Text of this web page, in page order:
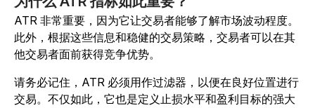
ATR 非常重要，因为它让交易者能够了解市场波动程度。
此外，根据这些信息和稳健的交易策略，交易者可以在其
他交易者面前获得竞争优势。
请务必记住，ATR 必须用作过滤器，以便在良好位置进行
交易。不仅如此，它也是定义止损水平和盈利目标的强大